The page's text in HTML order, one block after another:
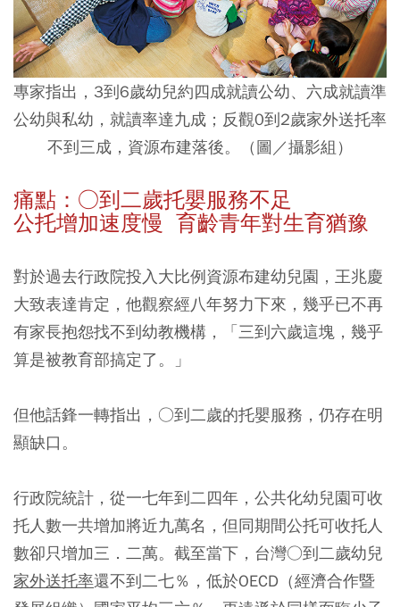
專家指出，3到6歲幼兒約四成就讀公幼、六成就讀準
公幼與私幼，就讀率達九成；反觀0到2歲家外送托率
不到三成，資源布建落後。（圖／攝影組）
痛點：○到二歲托嬰服務不足
公托增加速度慢 育齡青年對生育猶豫
對於過去行政院投入大比例資源布建幼兒園，王兆慶
大致表達肯定，他觀察經八年努力下來，幾乎已不再
有家長抱怨找不到幼教機構，「三到六歲這塊，幾乎
算是被教育部搞定了。」
但他話鋒一轉指出，○到二歲的托嬰服務，仍存在明
顯缺口。
行政院統計，從一七年到二四年，公共化幼兒園可收
托人數一共增加將近九萬名，但同期間公托可收托人
數卻只增加三．二萬。截至當下，台灣○到二歲幼兒
家外送托率還不到二七％，低於OECD（經濟合作暨